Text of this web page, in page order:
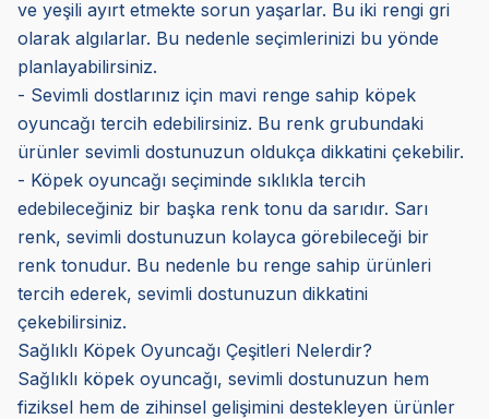
ve yeşili ayırt etmekte sorun yaşarlar. Bu iki rengi gri
olarak algılarlar. Bu nedenle seçimlerinizi bu yönde
planlayabilirsiniz.
- Sevimli dostlarınız için mavi renge sahip köpek
oyuncağı tercih edebilirsiniz. Bu renk grubundaki
ürünler sevimli dostunuzun oldukça dikkatini çekebilir.
- Köpek oyuncağı seçiminde sıklıkla tercih
edebileceğiniz bir başka renk tonu da sarıdır. Sarı
renk, sevimli dostunuzun kolayca görebileceği bir
renk tonudur. Bu nedenle bu renge sahip ürünleri
tercih ederek, sevimli dostunuzun dikkatini
çekebilirsiniz.
Sağlıklı Köpek Oyuncağı Çeşitleri Nelerdir?
Sağlıklı köpek oyuncağı, sevimli dostunuzun hem
fiziksel hem de zihinsel gelişimini destekleyen ürünler